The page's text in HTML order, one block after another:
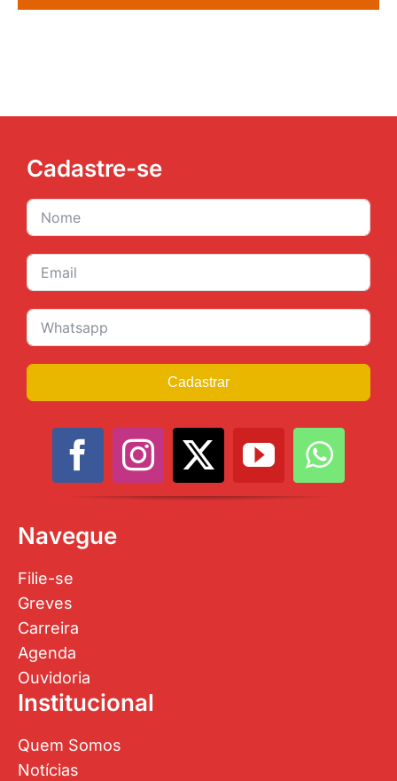
Cadastre-se
Cadastrar
Navegue
Filie-se
Greves
Carreira
Agenda
Ouvidoria
Institucional
Quem Somos
Notícias